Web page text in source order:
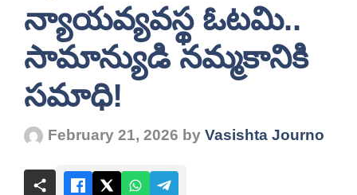
న్యాయవ్యవస్థ ఓటమి..
సామాన్యుడి నమ్మకానికి
సమాధి!
February 21, 2026 by Vasishta Journo